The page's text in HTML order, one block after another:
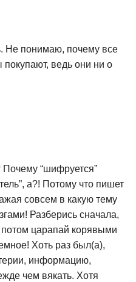
Не понимаю, почему все
покупают, ведь они ни о
Почему “шифруется”
а?! Потому что пишет
совсем в какую тему
Разберись сначала,
потом царапай корявыми
Хоть раз был(а),
информацию,
чем вякать. Хотя